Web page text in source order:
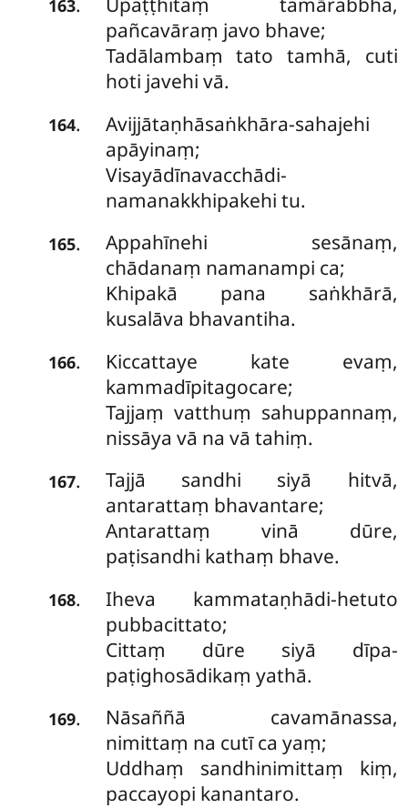
163
pañcavāraṃ javo bhave;
Tadālambaṃ tato tamhā, cuti
hoti javehi vā.
164.
Avijjātaṇhāsaṅkhāra-sahajehi
apāyinaṃ;
Visayādīnavacchādi-
namanakkhipakehi tu.
165.
Appahīnehi sesānaṃ,
chādanaṃ namanampi ca;
Khipakā pana saṅkhārā,
kusalāva bhavantiha.
166.
Kiccattaye kate evaṃ,
kammadīpitagocare;
Tajjaṃ vatthuṃ sahuppannaṃ,
nissāya vā na vā tahiṃ.
167.
Tajjā sandhi siyā hitvā,
antarattaṃ bhavantare;
Antarattaṃ vinā dūre,
paṭisandhi kathaṃ bhave.
168.
Iheva kammataṇhādi-hetuto
pubbacittato;
Cittaṃ dūre siyā dīpa-
paṭighosādikaṃ yathā.
169. Nāsaññā cavamānassa,
nimittaṃ na cutī ca yaṃ;
Uddhaṃ sandhinimittaṃ kiṃ,
paccayopi kanantaro.